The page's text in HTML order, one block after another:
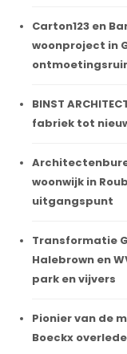
Carton123 en
woonproject in
BINST
fabriek tot
woonwijk in
uitgangspunt
Transformatie
Halebrown en
park en vijvers
Pionier van de
Boeckx